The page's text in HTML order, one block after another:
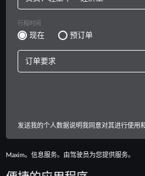
Maxim。信息服务。由驾驶员为您提供服务。